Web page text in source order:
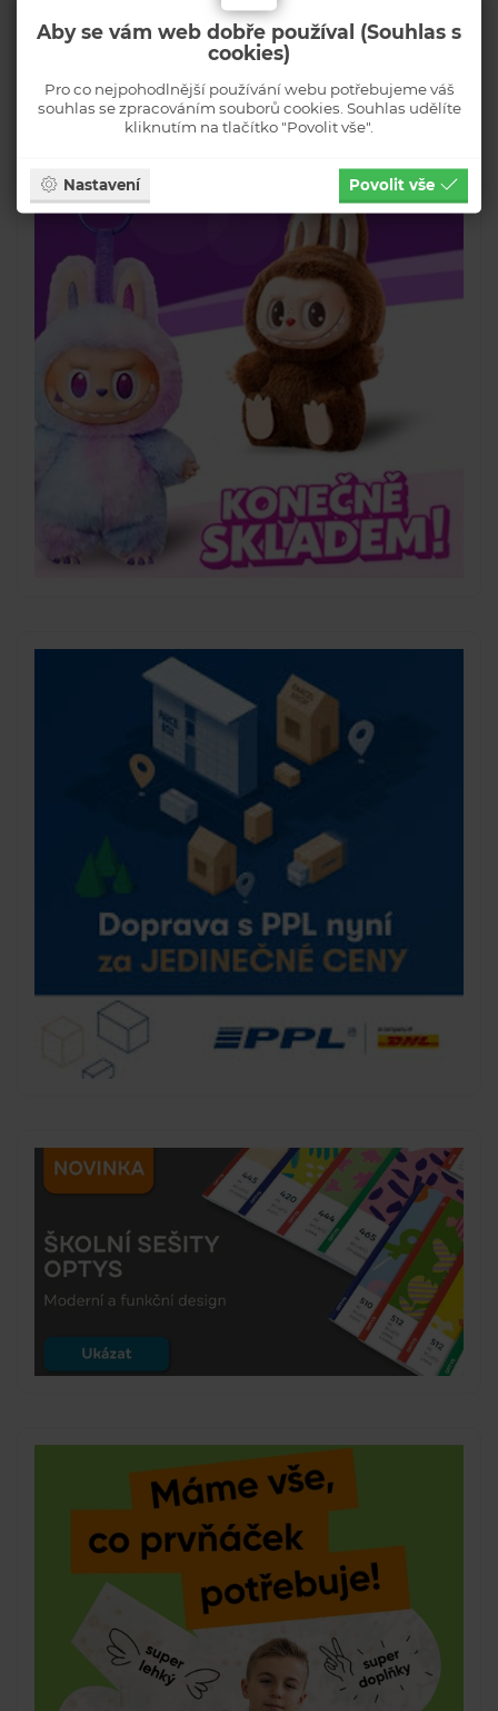
Aby se vám web dobře používal (Souhlas s
cookies)
Pro co nejpohodlnější používání webu potřebujeme váš
souhlas se zpracováním souborů cookies. Souhlas udělíte
kliknutím na tlačítko "Povolit vše".
Nastavení Povolit vše